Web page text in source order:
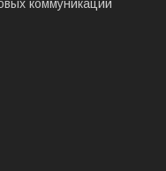
коммуникаций